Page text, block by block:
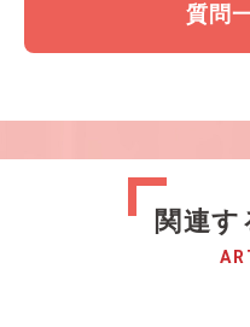
質問
関連